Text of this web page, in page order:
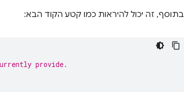
בתוסף, זה יכול להיראות כמו קטע הקוד הבא:
provide.